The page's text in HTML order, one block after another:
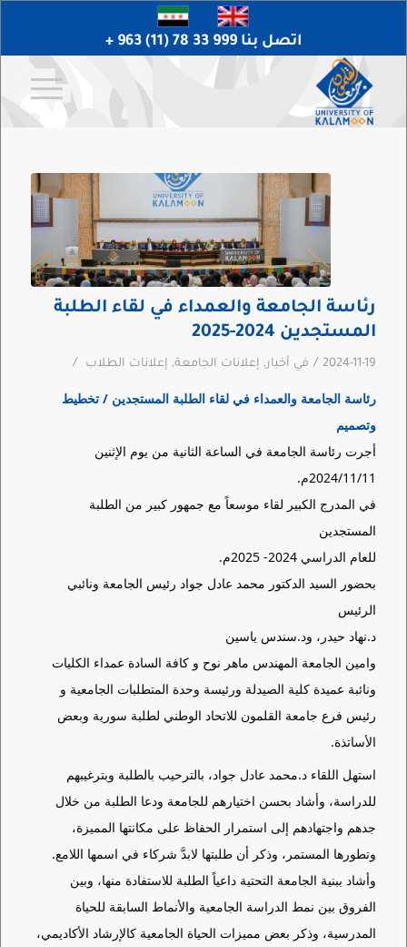
اتصل بنا 999 33 78 (11) 963 +
رئاسة الجامعة والعمداء في لقاء الطلبة
المستجدين 2024-2025
2024-11-19
/ في أخبار, إعلانات الجامعة, إعلانات الطلاب /
رئاسة الجامعة والعمداء في لقاء الطلبة المستجدين / تخطيط
وتصميم
أجرت رئاسة الجامعة في الساعة الثانية من يوم الإثنين
2024/11/11م.
في المدرج الكبير لقاء موسعاً مع جمهور كبير من الطلبة
المستجدين
للعام الدراسي 2024- 2025م.
بحضور السيد الدكتور محمد عادل جواد رئيس الجامعة ونائبي
الرئيس
د.نهاد حيدر، ود.سندس ياسين
وامين الجامعة المهندس ماهر نوح و كافة السادة عمداء الكليات
ونائبة عميدة كلية الصيدلة ورئيسة وحدة المتطلبات الجامعية و
رئيس فرع جامعة القلمون للاتحاد الوطني لطلبة سورية وبعض
الأساتذة.
استهل اللقاء د.محمد عادل جواد، بالترحيب بالطلبة وبترغيبهم
للدراسة، وأشاد بحسن اختيارهم للجامعة ودعا الطلبة من خلال
جدهم واجتهادهم إلى استمرار الحفاظ على مكانتها المميزة،
وتطورها المستمر، وذكر أن طلبتها لابدَّ شركاء في اسمها اللامع.
وأشاد ببنية الجامعة التحتية داعياً الطلبة للاستفادة منها، وبين
الفروق بين نمط الدراسة الجامعية والأنماط السابقة للحياة
المدرسية، وذكر بعض مميزات الحياة الجامعية كالإرشاد الأكاديمي،